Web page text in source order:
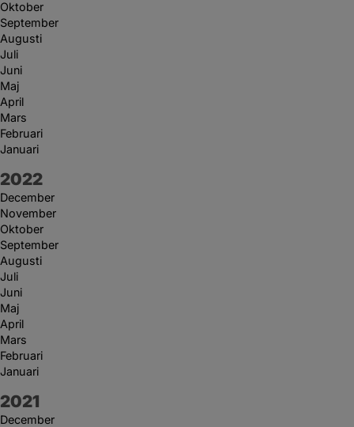
Oktober
September
Augusti
Juli
Juni
Maj
April
Mars
Februari
Januari
År:
2022
December
November
Oktober
September
Augusti
Juli
Juni
Maj
April
Mars
Februari
Januari
År:
2021
December